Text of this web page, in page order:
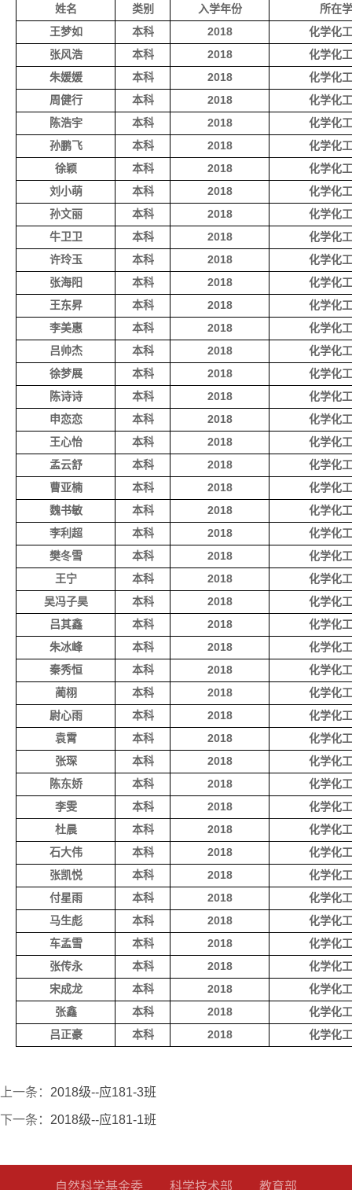
姓名
类别 入学年份
所在
王梦如
本科 2018
化学化
张风浩
本科 2018
化学化
朱媛媛
本科 2018
化学化
周健行
本科 2018
化学化
陈浩宇
本科 2018
化学化
孙鹏飞
本科 2018
化学化
徐颖
本科 2018
化学化
刘小萌
本科 2018
化学化
孙文丽
本科 2018
化学化
牛卫卫
本科 2018
化学化
许玲玉
本科 2018
化学化
张海阳
本科 2018
化学化
王东昇
本科 2018
化学化
李美惠
本科 2018
化学化
吕帅杰
本科 2018
化学化
徐梦展
本科 2018
化学化
陈诗诗
本科 2018
化学化
申恋恋
本科 2018
化学化
王心怡
本科 2018
化学化
孟云舒
本科 2018
化学化
曹亚楠
本科 2018
化学化
魏书敏
本科 2018
化学化
李利超
本科 2018
化学化
樊冬雪
本科 2018
化学化
王宁
本科 2018
化学化
吴冯子昊
本科 2018
化学化
吕其鑫
本科 2018
化学化
朱冰峰
本科 2018
化学化
秦秀恒
本科 2018
化学化
蔺栩
本科 2018
化学化
尉心雨
本科 2018
化学化
袁霄
本科 2018
化学化
张琛
本科 2018
化学化
陈东娇
本科 2018
化学化
李雯
本科 2018
化学化
杜晨
本科 2018
化学化
石大伟
本科 2018
化学化
张凯悦
本科 2018
化学化
付星雨
本科 2018
化学化
马生彪
本科 2018
化学化
车孟雪
本科 2018
化学化
张传永
本科 2018
化学化
宋成龙
本科 2018
化学化
张鑫
本科 2018
化学化
吕正豪
本科 2018 化学化
上一条： 2018级--应181-3班
下一条： 2018级--应181-1班
自然科学基金委 科学技术部 教育部